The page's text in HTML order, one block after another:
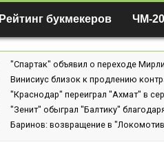
Рейтинг букмекеров ЧМ-
"Спартак" объявил о переходе
Винисиус близок к продлению
"Краснодар" переиграл "Ахмат" в
"Зенит" обыграл "Балтику"
Баринов: возвращение в